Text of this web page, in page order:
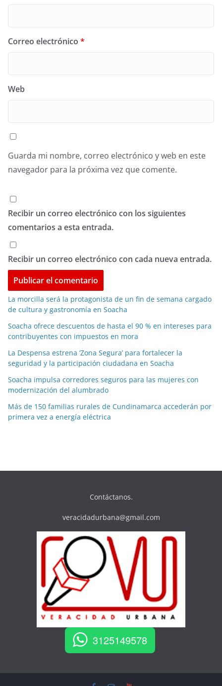
Correo electrónico *
Web
Guarda mi nombre, correo electrónico y web en este
navegador para la próxima vez que comente.
Recibir un correo electrónico con los siguientes
comentarios a esta entrada.
Recibir un correo electrónico con cada nueva entrada.
La morcilla será la protagonista de un fin de semana cargado
de cultura y gastronomía en Soacha
Soacha ofrece descuentos de hasta el 90 % en intereses para
contribuyentes con impuestos en mora
La Despensa estrena ‘Zona Segura’ para fortalecer la
seguridad y la participación ciudadana en Soacha
Soacha impulsa corredores seguros para las mujeres con
modernización del alumbrado
Más de 150 familias rurales de Cundinamarca accederán por
primera vez a energía eléctrica
Contáctanos.
veracidadurbana@gmail.com
3125149578